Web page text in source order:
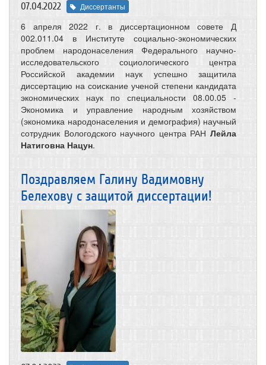
07.04.2022 Диссертанты
6 апреля 2022 г. в диссертационном совете Д
002.011.04 в Институте социально-экономических
проблем народонаселения Федерального научно-
исследовательского социологического центра
Российской академии наук успешно защитила
диссертацию на соискание ученой степени кандидата
экономических наук по специальности 08.00.05 ‑
Экономика и управление народным хозяйством
(экономика народонаселения и демография) научный
сотрудник Вологодского научного центра РАН Лейла
Натиговна Нацун.
Поздравляем Галину Вадимовну
Белехову с защитой диссертации!